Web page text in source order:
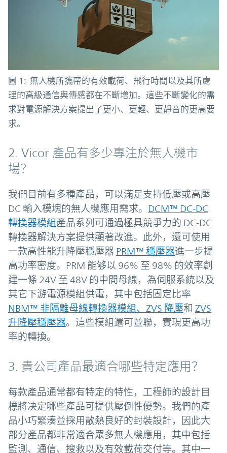
圖 1: 無人機所攜帶的有效載荷、飛行時間以及其所處
理的高級通信與傳感都在不斷增加。這些不斷變化的需
求對電源解決方案提出了更小、更輕、更靜音的更高要
求。
2. Vicor 產品有多少專注於無人機市
場？
我們目前有多種產品，可以滿足支持低壓或高壓
DC 輸入模塊的無人機應用需求。 DCM™ DC-DC
轉換器模組 產品系列可通過極具競爭力的 DC-DC
轉換器解決方案提供顯著改進。此外，還可使用
一款高性能升降壓穩壓器 PRM™ 穩壓器進一步提
高功率密度。PRM 能够以 96% 至 98% 的效率創
建一條 24V 至 48V 的中間母線，為伺服系統以及
其它下游電源模組供電，其中包括固定比率
NBM™ 非隔離母線轉換器模組、ZVS 降壓和 ZVS
升降壓穩壓器。這些模組還可並聯，實現更高功
率的轉換。
3. 貴公司產品最適合哪些特定應用？
每款產品通常都有特定的特性，工程師的設計目
標將决定哪些產品可提供壓倒性優勢。我們的產
品小巧緊湊並採用散熱良好的封裝設計，因此大
部分產品都非常適合眾多無人機應用，其中包括
監測、通信、搜救以及有效載荷交付等。其中一